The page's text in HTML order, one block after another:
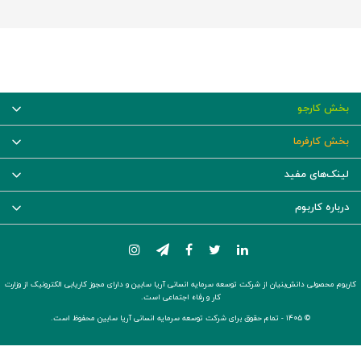
بخش کارجو
بخش کارفرما
لینک‌های مفید
درباره کاربوم
کاربوم محصولی دانش‌بنیان از شرکت توسعه سرمایه انسانی آریا سابین و دارای مجوز کاریابی الکترونیک از وزارت
کار و رفاه اجتماعی است.
© ۱۴۰۵ -
تمام حقوق برای شرکت توسعه سرمایه انسانی آریا سابین محفوظ است.